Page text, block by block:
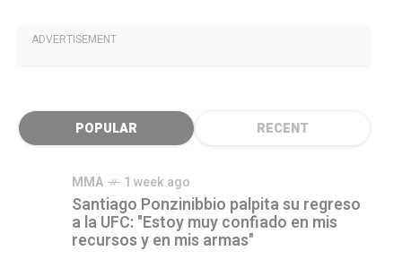
ADVERTISEMENT
POPULAR RECENT
MMA 1 week ago
Santiago Ponzinibbio palpita su regreso
a la UFC: "Estoy muy confiado en mis
recursos y en mis armas"